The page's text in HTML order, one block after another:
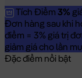
Tích Điểm 3%
Đơn hàng sau khi
điểm = 3% giá trị
giảm giá cho lần
Đặc điểm nổi bật